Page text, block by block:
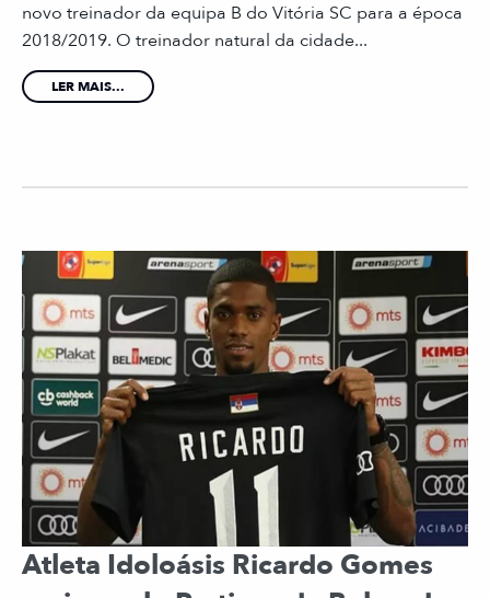
novo treinador da equipa B do Vitória SC para a época
2018/2019. O treinador natural da cidade...
LER MAIS...
Atleta Idoloásis Ricardo Gomes